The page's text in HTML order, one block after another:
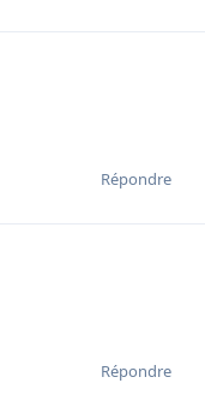
Répondre
Répondre